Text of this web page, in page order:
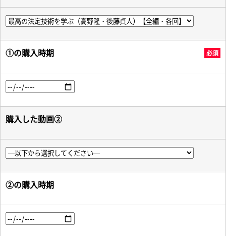
①の購入時期 必須
購入した動画②
②の購入時期